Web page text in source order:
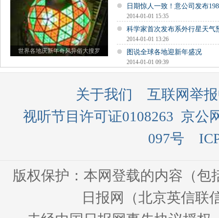
世界各地庆新年奇风异俗大搜罗
日期惊人一致！意公司发布
2014-01-01 15:35
科学家首次发布系外行星天气
2014-01-01 13:26
图说全球各地迎新年盛况
2014-01-01 09:39
关于我们
互联网举
视听节目许可证0108263 京公
097号
版权保护：本网登载的内容（
日报网（北京英信联